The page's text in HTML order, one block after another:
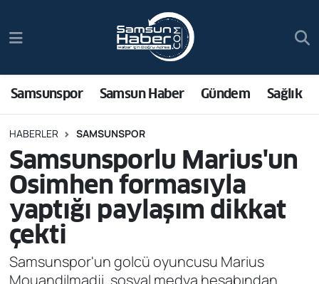
Samsunspor Samsun Haber Gündem Sağlık
HABERLER SAMSUNSPOR
Samsunsporlu Marius'un
Osimhen formasıyla
yaptığı paylaşım dikkat
çekti
Samsunspor'un golcü oyuncusu Marius
Mouandilmadji, sosyal medya hesabından
Samsun Haber
Sağlık
Asayiş
Bilim ve Teknoloji
Bölge
Dünya
Trafik Durumu
Süper Lig Puan Durumu ve Fikstür
Tüm Manşetler
Son Dakika Haberleri
Haber Arşivi